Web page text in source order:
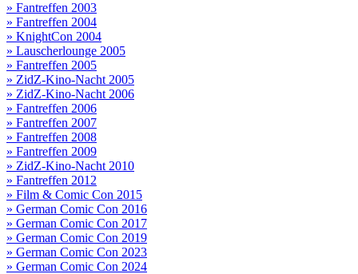
» Fantreffen 2003
» Fantreffen 2004
» KnightCon 2004
» Lauscherlounge 2005
» Fantreffen 2005
» ZidZ-Kino-Nacht 2005
» ZidZ-Kino-Nacht 2006
» Fantreffen 2006
» Fantreffen 2007
» Fantreffen 2008
» Fantreffen 2009
» ZidZ-Kino-Nacht 2010
» Fantreffen 2012
» Film & Comic Con 2015
» German Comic Con 2016
» German Comic Con 2017
» German Comic Con 2019
» German Comic Con 2023
» German Comic Con 2024